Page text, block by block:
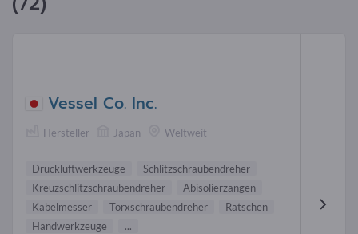
Vessel Co. Inc.
Hersteller Japan Weltweit
Druckluftwerkzeuge
Schlitzschraubendreher
Kreuzschlitzschraubendreher
Abisolierzangen
Kabelmesser
Torxschraubendreher
Ratschen
Handwerkzeuge
...